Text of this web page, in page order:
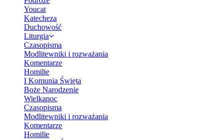
Youcat
Katecheza
Duchowość
Liturgia
Czasopisma
Modlitewniki i rozważania
Komentarze
Homilie
I Komunia Święta
Boże Narodzenie
Wielkanoc
Czasopisma
Modlitewniki i rozważania
Komentarze
Homilie